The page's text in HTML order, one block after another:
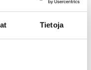
Tietoja
miljökraven.
för utevecklingen